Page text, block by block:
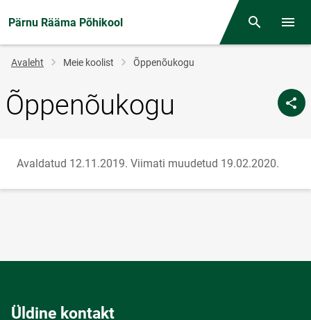
Pärnu Rääma Põhikool Otsing
Jälglink
Avaleht Meie koolist Õppenõukogu
Õppenõukogu
Avaldatud 12.11.2019. Viimati muudetud 19.02.2020.
Üldine kontakt